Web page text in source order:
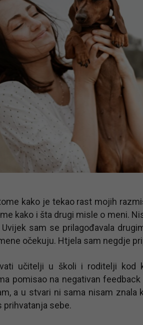
kako je tekao rast mojih
kako i šta drugi misle o meni.
sam se prilagođavala
očekuju. Htjela sam negdje
učitelji u školi i roditelji kod
pomisao na negativan
a u stvari ni sama nisam
prihvatanja sebe.